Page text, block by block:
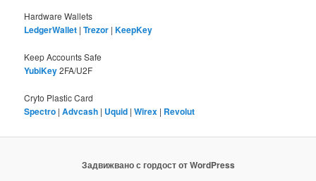
Hardware Wallets
LedgerWallet |Trezor |KeepKey
Keep Accounts Safe
YubiKey2FA/U2F
Cryto Plastic Card
Spectro |Advcash | Uquid |Wirex | Revolut
Задвижвано с гордост от WordPress